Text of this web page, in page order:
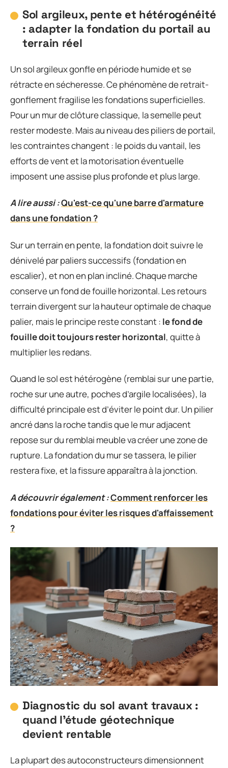
Sol argileux, pente et hétérogénéité
: adapter la fondation du portail au
terrain réel
Un sol argileux gonfle en période humide et se
rétracte en sécheresse. Ce phénomène de retrait-
gonflement fragilise les fondations superficielles.
Pour un mur de clôture classique, la semelle peut
rester modeste. Mais au niveau des piliers de portail,
les contraintes changent : le poids du vantail, les
efforts de vent et la motorisation éventuelle
imposent une assise plus profonde et plus large.
A lire aussi :Qu'est-ce qu'une barre d'armature
dans une fondation ?
Sur un terrain en pente, la fondation doit suivre le
dénivelé par paliers successifs (fondation en
escalier), et non en plan incliné. Chaque marche
conserve un fond de fouille horizontal. Les retours
terrain divergent sur la hauteur optimale de chaque
palier, mais le principe reste constant : le fond de
fouille doit toujours rester horizontal, quitte à
multiplier les redans.
Quand le sol est hétérogène (remblai sur une partie,
roche sur une autre, poches d’argile localisées), la
difficulté principale est d’éviter le point dur. Un pilier
ancré dans la roche tandis que le mur adjacent
repose sur du remblai meuble va créer une zone de
rupture. La fondation du mur se tassera, le pilier
restera fixe, et la fissure apparaîtra à la jonction.
A découvrir également :Comment renforcer les
fondations pour éviter les risques d'affaissement
?
Diagnostic du sol avant travaux :
quand l’étude géotechnique
devient rentable
La plupart des autoconstructeurs dimensionnent